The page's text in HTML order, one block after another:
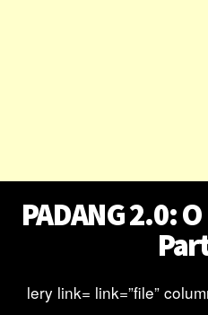
PADANG 2.0:
lery link= link=”file”